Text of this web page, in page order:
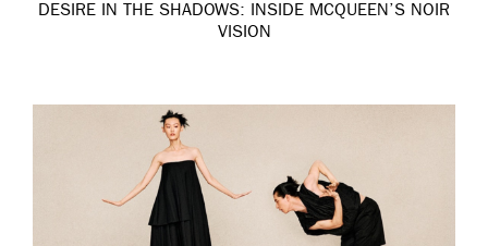
DESIRE IN THE SHADOWS: INSIDE MCQUEEN’S NOIR
VISION